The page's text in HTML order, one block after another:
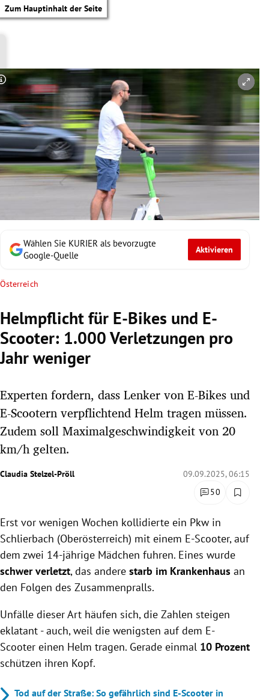
Zum Hauptinhalt der Seite
Untermenü
Untermenü
Untermenü
Untermenü
Untermenü
Untermenü
Untermenü
Wählen Sie KURIER als bevorzugte
Google-Quelle
Aktivieren
Österreich
Helmpflicht für E-Bikes und E-
Scooter: 1.000 Verletzungen pro
Jahr weniger
Experten fordern, dass Lenker von E-Bikes und
E-Scootern verpflichtend Helm tragen müssen.
Zudem soll Maximalgeschwindigkeit von 20
km/h gelten.
Claudia Stelzel-Pröll
09.09.2025, 06:15
50
Copyright-Hinweis öffnen/schließen
Erst vor wenigen Wochen kollidierte ein Pkw in
Schlierbach (Oberösterreich) mit einem E-Scooter, auf
dem zwei 14-jährige Mädchen fuhren. Eines wurde
schwer verletzt, das andere starb im Krankenhaus an
den Folgen des Zusammenpralls.
Unfälle dieser Art häufen sich, die Zahlen steigen
eklatant - auch, weil die wenigsten auf dem E-
Scooter einen Helm tragen. Gerade einmal 10 Prozent
schützen ihren Kopf.
Tod auf der Straße: So gefährlich sind E-Scooter in